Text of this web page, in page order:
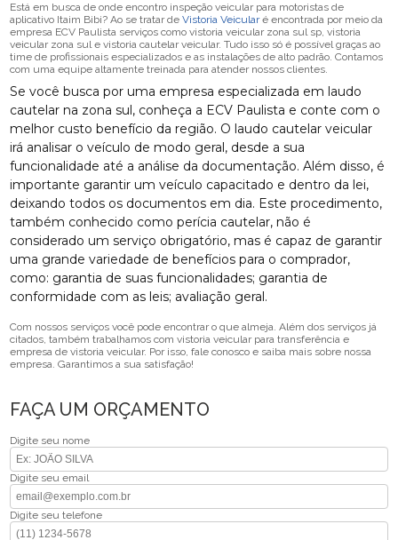
Está em busca de onde encontro inspeção veicular para motoristas de
aplicativo Itaim Bibi? Ao se tratar deVistoria Veicularé encontrada por meio da
empresa ECV Paulista serviços como vistoria veicular zona sul sp, vistoria
veicular zona sul e vistoria cautelar veicular. Tudo isso só é possível graças ao
time de profissionais especializados e as instalações de alto padrão. Contamos
com uma equipe altamente treinada para atender nossos clientes.
Se você busca por uma empresa especializada em laudo
cautelar na zona sul, conheça a ECV Paulista e conte com o
melhor custo benefício da região. O laudo cautelar veicular
irá analisar o veículo de modo geral, desde a sua
funcionalidade até a análise da documentação. Além disso, é
importante garantir um veículo capacitado e dentro da lei,
deixando todos os documentos em dia. Este procedimento,
também conhecido como perícia cautelar, não é
considerado um serviço obrigatório, mas é capaz de garantir
uma grande variedade de benefícios para o comprador,
como: garantia de suas funcionalidades; garantia de
conformidade com as leis; avaliação geral.
Com nossos serviços você pode encontrar o que almeja. Além dos serviços já
citados, também trabalhamos com vistoria veicular para transferência e
empresa de vistoria veicular. Por isso, fale conosco e saiba mais sobre nossa
empresa. Garantimos a sua satisfação!
FAÇA UM ORÇAMENTO
Digite seu nome
Digite seu email
Digite seu telefone